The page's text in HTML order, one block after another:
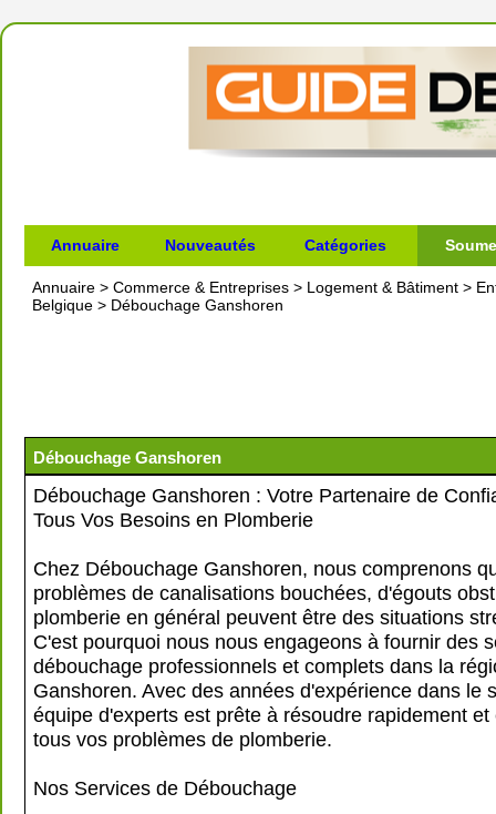
Annuaire Nouveautés Catégories
Annuaire > Commerce & Entreprises > Logement & Bâtiment >
Belgique > Débouchage Ganshoren
Débouchage Ganshoren
Débouchage Ganshoren : Votre Partenaire de
Tous Vos Besoins en Plomberie
Chez Débouchage Ganshoren, nous comprenons
problèmes de canalisations bouchées, d'égouts
plomberie en général peuvent être des situations
C'est pourquoi nous nous engageons à fournir des
débouchage professionnels et complets dans la
Ganshoren. Avec des années d'expérience dans le
équipe d'experts est prête à résoudre rapidement et
tous vos problèmes de plomberie.
Nos Services de Débouchage